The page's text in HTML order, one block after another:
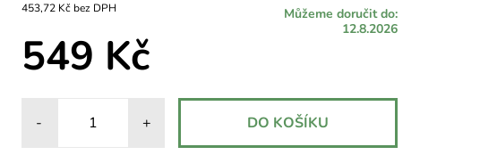
453,72 Kč bez DPH
Můžeme doručit do:
12.8.2026
549 Kč
- +